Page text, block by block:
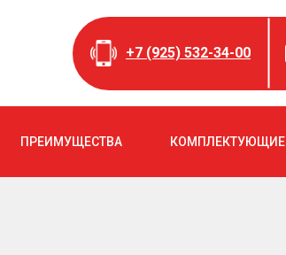
+7 (925) 532-34-00
ПРЕИМУЩЕСТВА КОМПЛЕКТУЮЩИЕ